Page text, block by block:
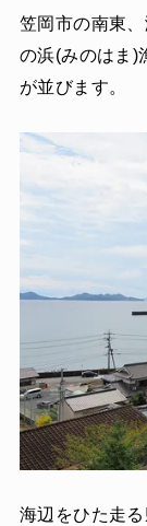
笠岡市の南東
の浜(みのはま)
が並びます。
海辺をひた走